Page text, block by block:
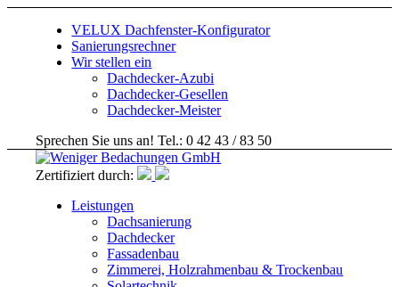
VELUX Dachfenster-Konfigurator
Sanierungsrechner
Wir stellen ein
Dachdecker-Azubi
Dachdecker-Gesellen
Dachdecker-Meister
Sprechen Sie uns an! Tel.: 0 42 43 / 83 50
Zertifiziert durch:
Leistungen
Dachsanierung
Dachdecker
Fassadenbau
Zimmerei, Holzrahmenbau & Trockenbau